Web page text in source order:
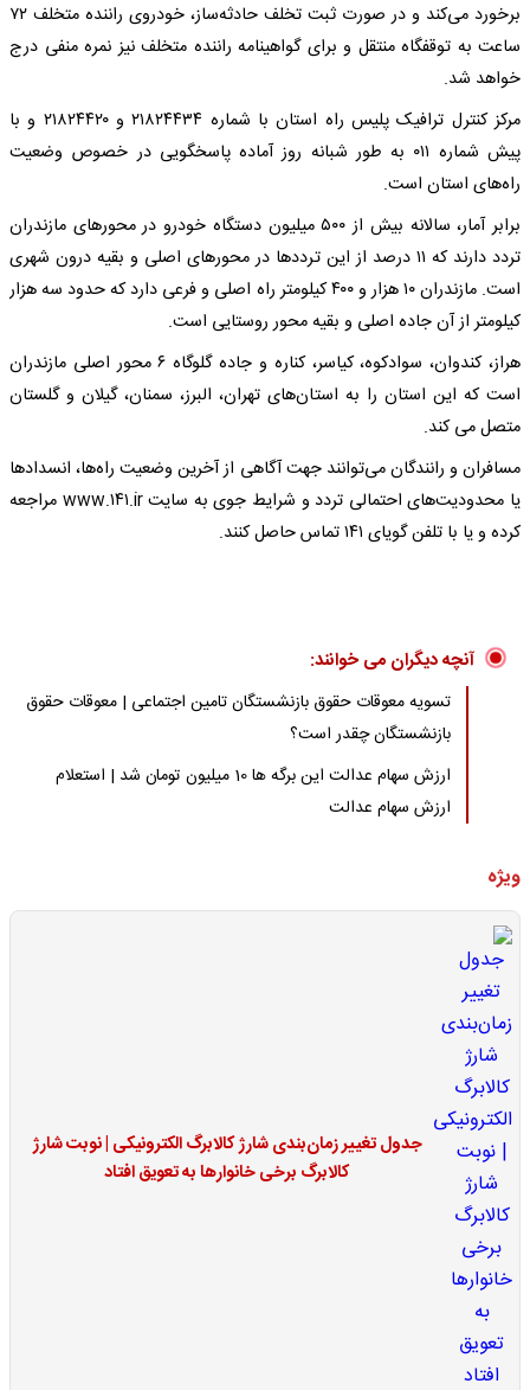
برخورد می‌کند و در صورت ثبت تخلف حادثه‌ساز، خودروی راننده متخلف ۷۲
ساعت به توقفگاه منتقل و برای گواهینامه راننده متخلف نیز نمره منفی درج
خواهد شد.
مرکز کنترل ترافیک پلیس راه استان با شماره ۲۱۸۲۴۴۳۴ و ۲۱۸۲۴۴۲۰ و با
پیش شماره ۰۱۱ به طور شبانه روز آماده پاسخگویی در خصوص وضعیت
راه‌های استان است.
برابر آمار، سالانه بیش از ۵۰۰ میلیون دستگاه خودرو در محورهای مازندران
تردد دارند که ۱۱ درصد از این ترددها در محورهای اصلی و بقیه درون شهری
است. مازندران ۱۰ هزار و ۴۰۰ کیلومتر راه اصلی و فرعی دارد که حدود سه هزار
کیلومتر از آن جاده اصلی و بقیه محور روستایی است.
هراز، کندوان، سوادکوه، کیاسر، کناره و جاده گلوگاه ۶ محور اصلی مازندران
است که این استان را به استان‌های تهران، البرز، سمنان، گیلان و گلستان
متصل می کند.
مسافران و رانندگان می‌توانند جهت آگاهی از آخرین وضعیت راه‌ها، انسدادها
یا محدودیت‌های احتمالی تردد و شرایط جوی به سایت www.۱۴۱.ir مراجعه
کرده و یا با تلفن گویای ۱۴۱ تماس حاصل کنند.
آنچه دیگران می خوانند:
تسویه معوقات حقوق بازنشستگان تامین اجتماعی | معوقات حقوق
بازنشستگان چقدر است؟
ارزش سهام عدالت این برگه ها 10 میلیون تومان شد | استعلام
ارزش سهام عدالت
ویژه
جدول تغییر زمان‌بندی شارژ کالابرگ الکترونیکی | نوبت شارژ
کالابرگ برخی خانوارها به تعویق افتاد